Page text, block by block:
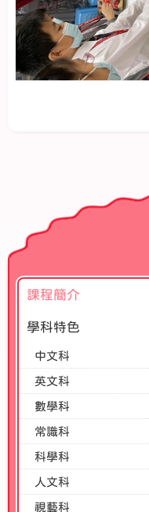
課程簡介
學科特色
中文科
英文科
數學科
常識科
科學科
人文科
視藝科